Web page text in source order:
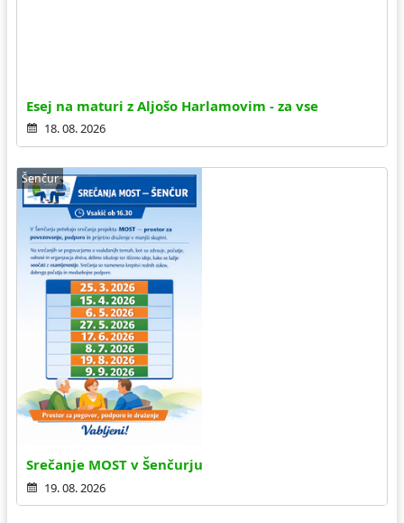
Esej na maturi z Aljošo Harlamovim - za vse
18. 08. 2026
Šenčur
Srečanje MOST v Šenčurju
19. 08. 2026